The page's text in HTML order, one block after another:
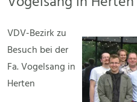
VDV-Bezirk zu
Besuch bei der
Fa. Vogelsang in
Herten